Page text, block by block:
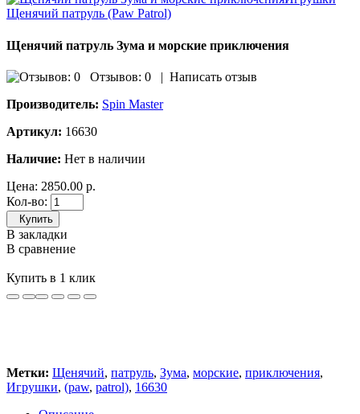
Щенячий патруль Зума и морские приключения
Отзывов: 0 | Написать отзыв
Производитель: Spin Master
Артикул: 16630
Наличие: Нет в наличии
Цена: 2850.00 р.
Кол-во:
Купить
В закладки
В сравнение
Купить в 1 клик
Метки: Щенячий, патруль, Зума, морские, приключения,
Игрушки, (paw, patrol), 16630